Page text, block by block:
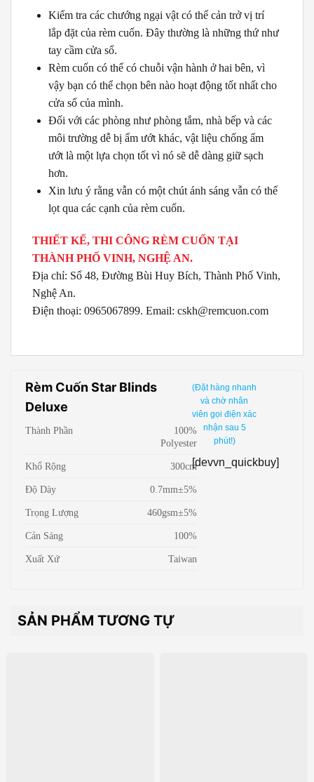
Kiểm tra các chướng ngại vật có thể cản trở vị trí
lắp đặt của rèm cuốn. Đây thường là những thứ như
tay cầm cửa sổ.
Rèm cuốn có thể có chuỗi vận hành ở hai bên, vì
vậy bạn có thể chọn bên nào hoạt động tốt nhất cho
cửa sổ của mình.
Đối với các phòng như phòng tắm, nhà bếp và các
môi trường dễ bị ẩm ướt khác, vật liệu chống ẩm
ướt là một lựa chọn tốt vì nó sẽ dễ dàng giữ sạch
hơn.
Xin lưu ý rằng vẫn có một chút ánh sáng vẫn có thể
lọt qua các cạnh của rèm cuốn.
THIẾT KẾ, THI CÔNG RÈM CUỐN TẠI
THÀNH PHỐ VINH, NGHỆ AN.
Địa chỉ: Số 48, Đường Bùi Huy Bích, Thành Phố Vinh,
Nghệ An.
Điện thoại: 0965067899. Email: cskh@remcuon.com
Rèm Cuốn Star Blinds
Deluxe
Thành Phần
100%
Polyester
Khổ Rộng 300cm
Độ Dày 0.7mm±5%
Trọng Lượng 460gsm±5%
Cản Sáng 100%
Xuất Xứ Taiwan
(Đặt hàng nhanh
và chờ nhân
viên gọi điện xác
nhận sau 5
phút!)
[devvn_quickbuy]
SẢN PHẨM TƯƠNG TỰ